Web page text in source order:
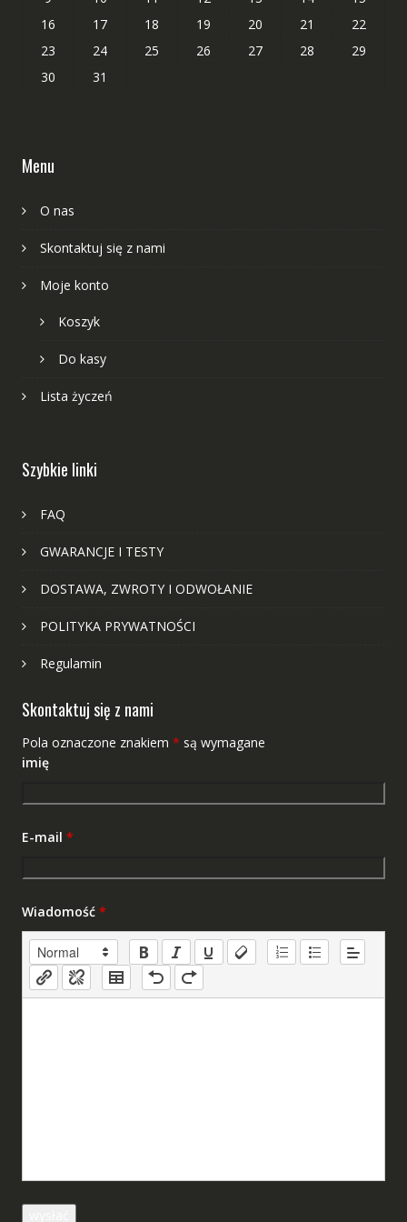
16
17 18 19 20 21
22
23
24 25 26 27 28
29
30
31
Menu
O nas
Skontaktuj się z nami
Moje konto
Koszyk
Do kasy
Lista życzeń
Szybkie linki
FAQ
GWARANCJE I TESTY
DOSTAWA, ZWROTY I ODWOŁANIE
POLITYKA PRYWATNOŚCI
Regulamin
Skontaktuj się z nami
Pola oznaczone znakiem * są wymagane
imię
E-mail *
Wiadomość *